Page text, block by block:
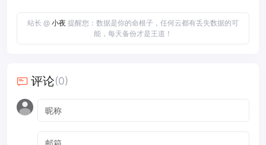
站长 @ 小夜 提醒您：数据是你的命根子，任何云都有丢失数据的可
能，每天备份才是王道！
评论(0)